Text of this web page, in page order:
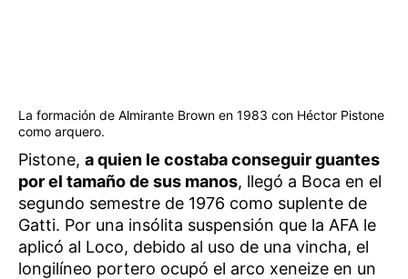
La formación de Almirante Brown en 1983 con Héctor Pistone
como arquero.
Pistone, a quien le costaba conseguir guantes
por el tamaño de sus manos, llegó a Boca en el
segundo semestre de 1976 como suplente de
Gatti. Por una insólita suspensión que la AFA le
aplicó al Loco, debido al uso de una vincha, el
longilíneo portero ocupó el arco xeneize en un